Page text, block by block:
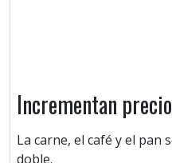
Incrementan
La carne, el café y el pan
doble.